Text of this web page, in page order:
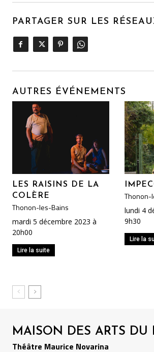
PARTAGER SUR LES
AUTRES ÉVÉNEMENTS
LES RAISINS DE LA
COLÈRE
Thonon-les-Bains
mardi 5 décembre 2023 à
20h00
Lire la suite
Thonon-
lundi 4
9h30
Lire la
MAISON DES ARTS DU
Théâtre Maurice Novarina